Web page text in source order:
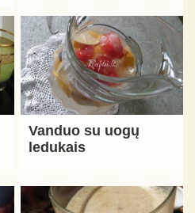
Vanduo su uogų
ledukais